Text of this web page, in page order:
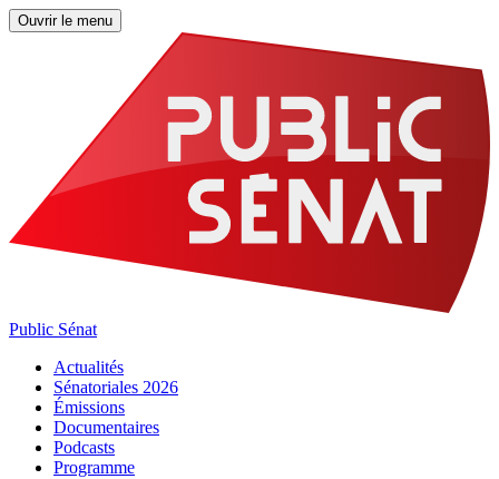
Ouvrir le menu
Public Sénat
Actualités
Sénatoriales 2026
Émissions
Documentaires
Podcasts
Programme